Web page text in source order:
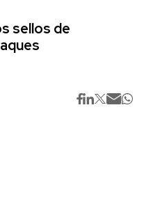
sellos de